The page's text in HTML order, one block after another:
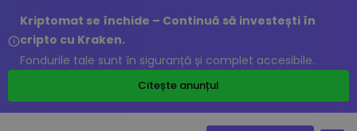
Kriptomat se închide – Continuă să investești în
cripto cu Kraken.
Fondurile tale sunt în siguranță și complet accesibile.
Citește anunțul